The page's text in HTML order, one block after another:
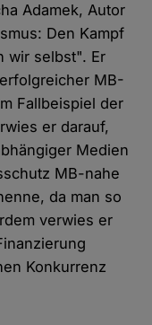
Adamek, Autor
Den Kampf
wir selbst". Er
MB-
Fallbeispiel der
er darauf,
Medien
MB-nahe
da man so
verwies er
Konkurrenz